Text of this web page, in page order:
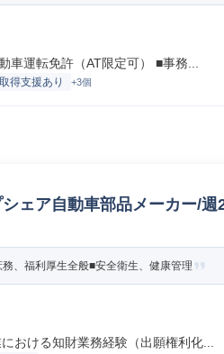
車運転免許（AT限定可） ■事務...
得支援あり +3個
ェア自動車部品メーカー/
、福利厚生全般■安全衛生、健康管理
おける知財業務経験（出願権利化...